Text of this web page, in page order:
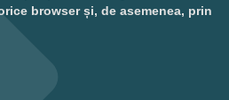
browser și, de asemenea, prin